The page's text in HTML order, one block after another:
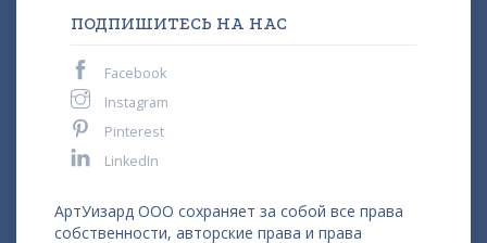
ПОДПИШИТЕСЬ НА НАС
Facebook
Instagram
Pinterest
LinkedIn
АртУизард ООО сохраняет за собой все права
собственности, авторские права и права